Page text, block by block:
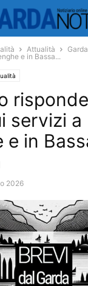
Attualità
e in Bassa...
servizi a
e in
2026